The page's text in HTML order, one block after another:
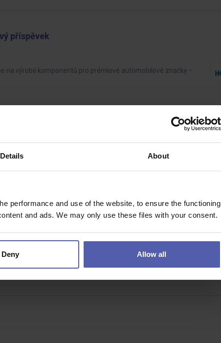
Details About
performance and use of the website, to ensure the functioning
and ads. We may only use these files with your consent.
Deny Allow all
příspěvek
na výrobě komponentů pro prémiové automobilové značky –
80 000 Kč
převážně z domova a na cestách v terénu. Stanete se
osobnost, která dokáže převzít odpovědnost za oblast